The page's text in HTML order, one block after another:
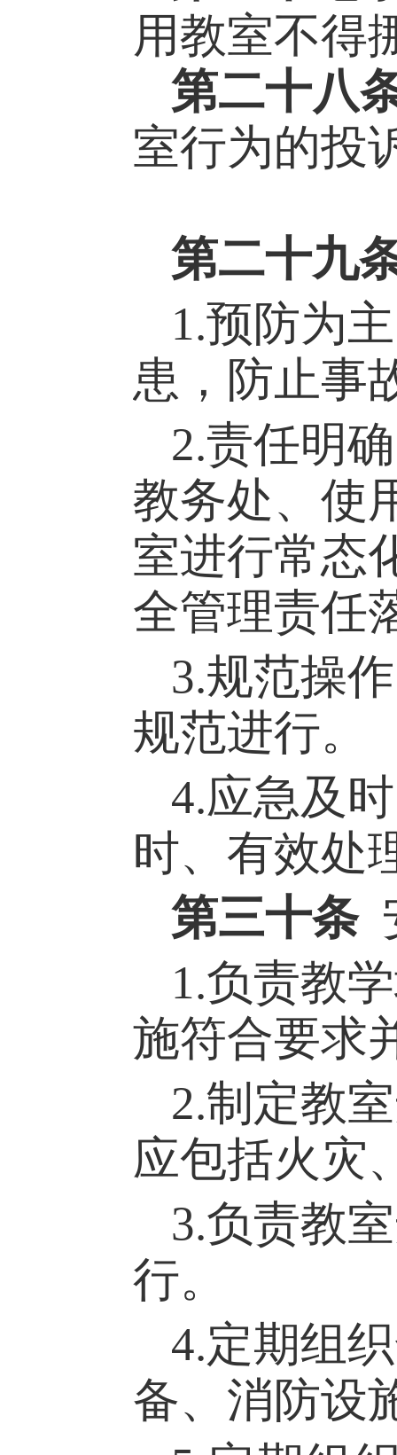
用教室不得
第二十八
室行为的投
第二十九
1.预防为
患，防止事
2.责任明
教务处、使
室进行常态
全管理责任
3.规范操
规范进行。
4.应急及
时、有效处
第三十条
1.负责教
施符合要求
2.制定教
应包括火灾
3.负责教
行。
4.定期组
备、消防设